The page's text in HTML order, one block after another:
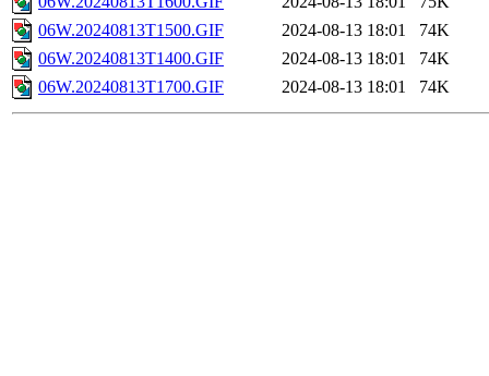
06W.20240813T1500.GIF
2024-08-13 18:01
74K
06W.20240813T1400.GIF
2024-08-13 18:01
74K
06W.20240813T1700.GIF
2024-08-13 18:01 74K